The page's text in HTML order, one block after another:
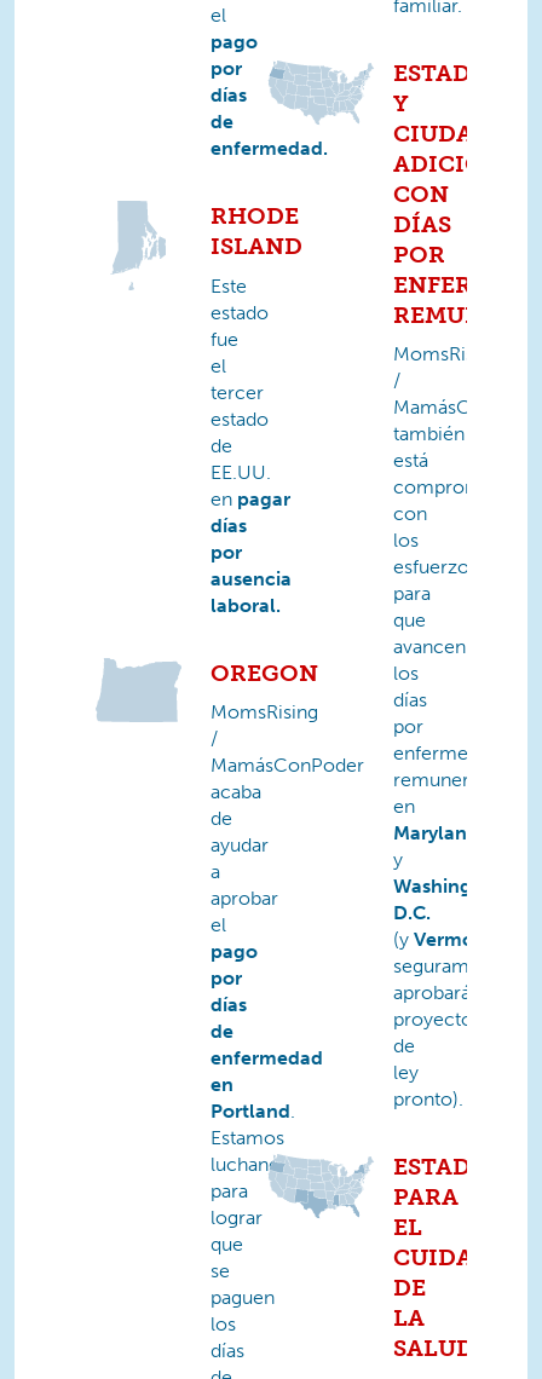
el
pago
por
días
de
enfermedad.
RHODE
ISLAND
Este
estado
fue
el
tercer
estado
de
EE.UU.
en pagar
días
por
ausencia
laboral.
OREGON
MomsRising
/
MamásConPoder
acaba
de
ayudar
a
aprobar
el
pago
por
días
de
enfermedad
en
Portland.
Estamos
luchando
para
lograr
que
se
paguen
los
días
familiar.
ESTADOS
Y
CIUDADES
CON
DÍAS
POR
MomsRising
/
también
está
comprometida
con
los
esfuerzos
para
que
avancen
los
días
por
enfermedad
remunerados
en
Maryland
y
Washington,
D.C.
(y Vermont
seguramente
aprobarán
proyectos
de
ley
pronto).
ESTADOS
PARA
EL
CUIDADO
DE
LA
SALUD